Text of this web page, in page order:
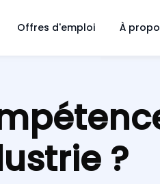
Offres d'emploi À
?